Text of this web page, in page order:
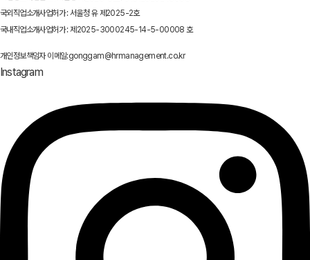
국외직업소개사업허가 : 서울청 유 제2025-2호
국내직업소개사업허가 : 제2025-3000245-14-5-00008 호
개인정보책임자 이메일:gonggam@hrmanagement.co.kr
Instagram